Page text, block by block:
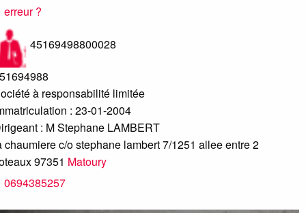
erreur ?
45169498800028
à responsabilité limitée
: 23-01-2004
: M Stephane LAMBERT
chaumiere c/o stephane lambert 7/1251 allee entre 2
97351 Matoury
0694385257